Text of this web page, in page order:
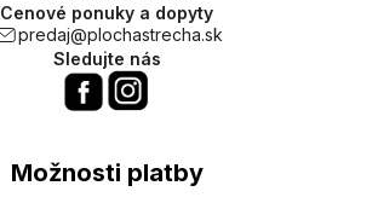
Cenové ponuky a dopyty
predaj@plochastrecha.sk
Sledujte nás
Možnosti platby